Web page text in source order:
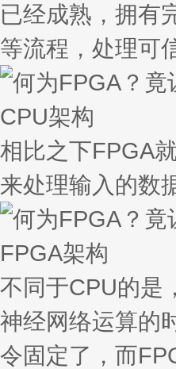
已经成熟，拥有
等流程，处理可
CPU架构
相比之下FPGA
来处理输入的数
FPGA架构
不同于CPU的是
神经网络运算的
令固定了，而